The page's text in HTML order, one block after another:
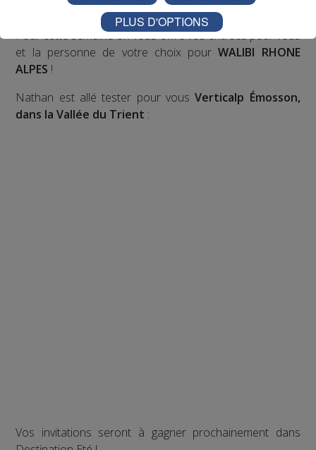
Pour cette semaine on vous offre vos entrées pour vous
et la personne de votre choix pourWALIBI RHONE
ALPES !
Nathan est allé tester pour vousVerticalp Émosson,
dans la Vallée du Trient :
Vos invitations seront à gagner prochainement dans
PLUS D'OPTIONS